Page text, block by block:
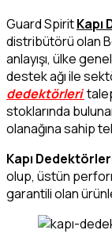
Guard SpiritKapı
distribütörü olan
anlayışı, ülke
destek ağı ile
dedektörleri
stoklarında
olanağına sahip
Kapı
olup, üstün
garantili olan